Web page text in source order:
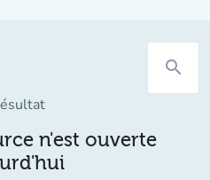
search
n'est ouverte